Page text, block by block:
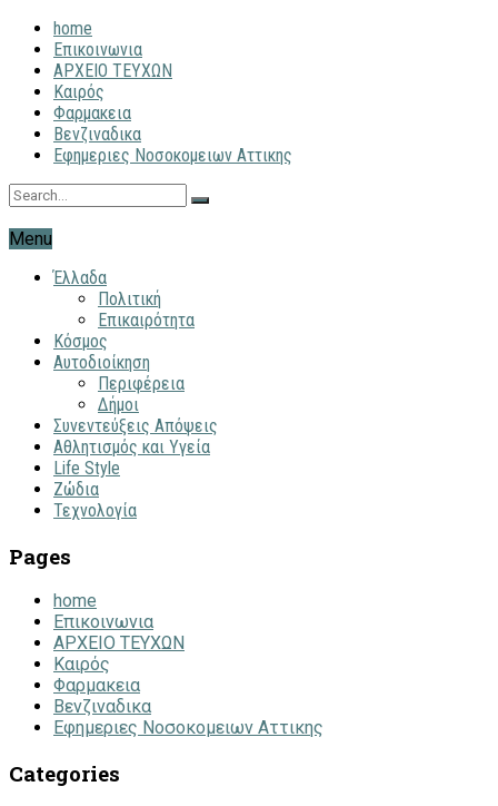
home
Επικοινωνια
ΑΡΧΕΙΟ ΤΕΥΧΩΝ
Καιρός
Φαρμακεια
Βενζιναδικα
Εφημεριες Νοσοκομειων Αττικης
Menu
Έλλαδα
Πολιτική
Επικαιρότητα
Κόσμος
Αυτοδιοίκηση
Περιφέρεια
Δήμοι
Συνεντεύξεις Απόψεις
Αθλητισμός και Υγεία
Life Style
Ζώδια
Τεχνολογία
Pages
home
Επικοινωνια
ΑΡΧΕΙΟ ΤΕΥΧΩΝ
Καιρός
Φαρμακεια
Βενζιναδικα
Εφημεριες Νοσοκομειων Αττικης
Categories